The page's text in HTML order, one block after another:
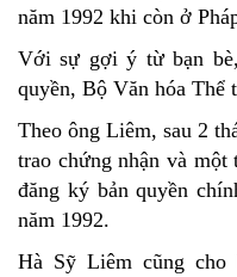
năm 1992 khi còn ở
Với sự gợi ý từ bạn
quyền, Bộ Văn hóa Thể
Theo ông Liêm, sau 2
trao chứng nhận và một
đăng ký bản quyền
năm 1992.
Hà Sỹ Liêm cũng cho